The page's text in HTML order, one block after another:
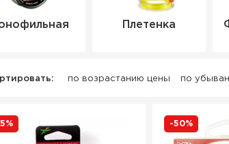
Плетенка
по возрастанию цены по
-50%